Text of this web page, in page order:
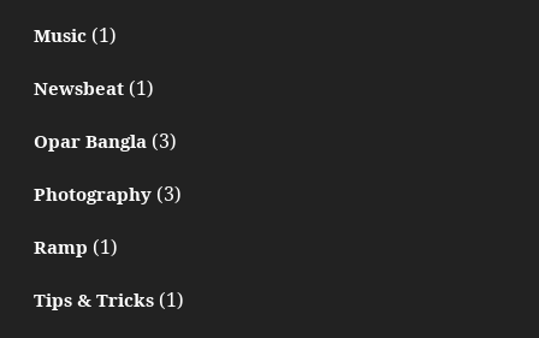
Music(1)
Newsbeat(1)
Opar Bangla(3)
Photography(3)
Ramp (1)
Tips & Tricks(1)